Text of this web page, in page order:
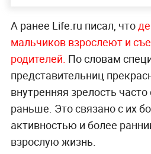
А ранее Life.ru писал, что
мальчиков взрослеют и
родителей. По словам
представительниц
внутренняя зрелость
раньше. Это связано с их
активностью и более
взрослую жизнь.